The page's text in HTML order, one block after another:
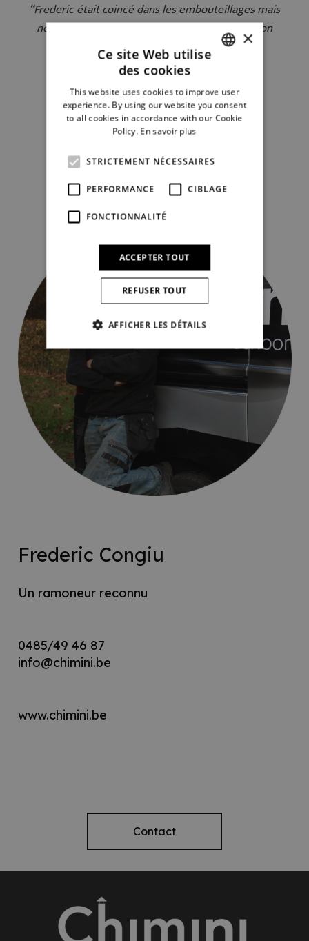
“Frederic était coincé dans les embouteillages mais
nous a informés. Pour le reste, une collaboration
correcte et agréable.”
Écrire un commentaire
Frederic Congiu
Un ramoneur reconnu
0485/49 46 87
info@chimini.be
www.chimini.be
Contact
FRENCH
×
Ce site Web utilise
des cookies
This website uses cookies to improve user
experience. By using our website you consent
to all cookies in accordance with our Cookie
Policy. En savoir plus
STRICTEMENT NÉCESSAIRES
PERFORMANCE CIBLAGE
FONCTIONNALITÉ
ACCEPTER TOUT
REFUSER TOUT
AFFICHER LES DÉTAILS